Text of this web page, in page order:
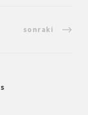
sonraki